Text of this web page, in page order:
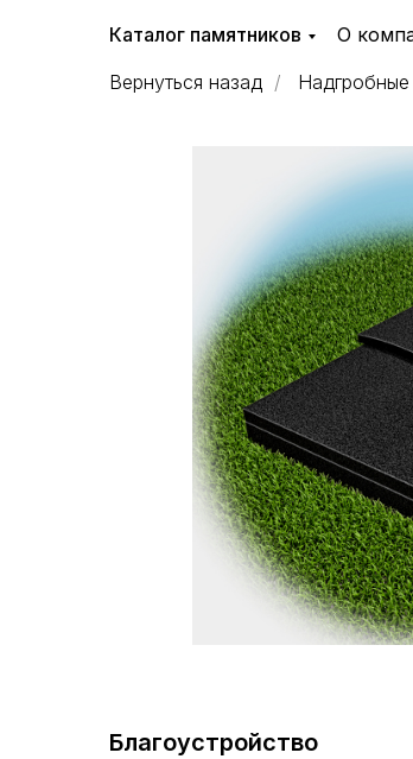
Каталог памятников О
Вернуться назад / Надгробные
Благоустройство